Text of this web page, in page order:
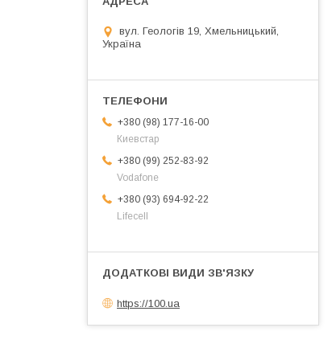
вул. Геологів 19, Хмельницький,
Україна
+380 (98) 177-16-00
Киевстар
+380 (99) 252-83-92
Vodafone
+380 (93) 694-92-22
Lifecell
https://100.ua